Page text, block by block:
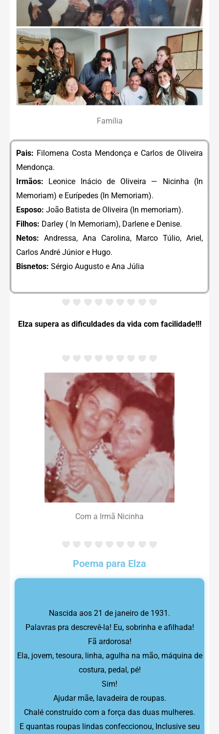
Família
Pais: Filomena Costa Mendonça e Carlos de Oliveira
Mendonça.
Irmãos: Leonice Inácio de Oliveira — Nicinha (In
Memoriam) e Eurípedes (In Memoriam).
Esposo: João Batista de Oliveira (In memoriam).
Filhos: Darley ( In Memoriam), Darlene e Denise.
Netos: Andressa, Ana Carolina, Marco Túlio, Ariel,
Carlos André Júnior e Hugo.
Bisnetos: Sérgio Augusto e Ana Júlia
Elza supera as dificuldades da vida com facilidade!!!
Com a Irmã Nicinha
Poema para Elza
Nascida aos 21 de janeiro de 1931.
Palavras pra descrevê-la! Eu, sobrinha e afilhada!
Fã ardorosa!
Ela, jovem, tesoura, linha, agulha na mão, máquina de
costura, pedal, pé!
Sim!
Ajudar mãe, lavadeira de roupas.
Chalé construído com a força das duas mulheres.
E quantas roupas lindas confeccionou, Inclusive seu